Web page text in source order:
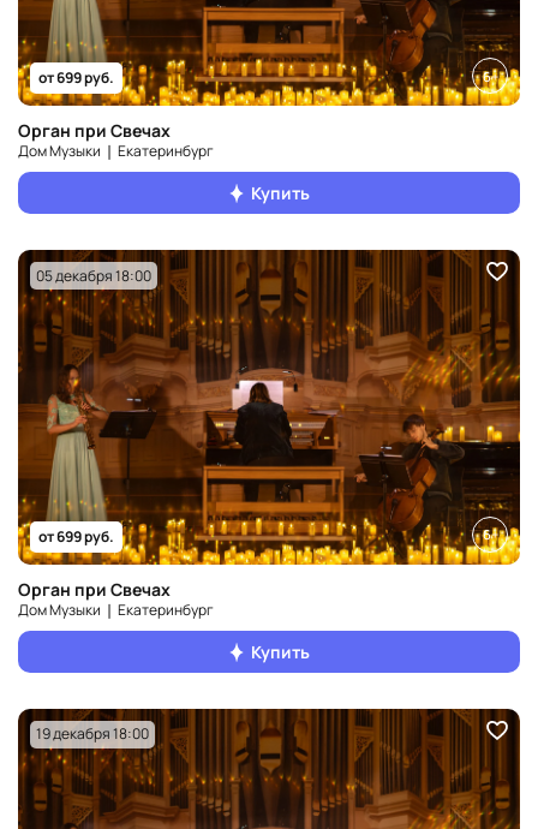
от 699 руб. 6+
Орган при Свечах
Дом Музыки ❘ Екатеринбург
Купить
05 декабря 18:00
от 699 руб. 6+
Орган при Свечах
Дом Музыки ❘ Екатеринбург
Купить
19 декабря 18:00